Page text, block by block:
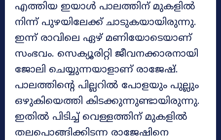
എത്തിയ ഇയാൾ പാലത്തിന് മുകളിൽ
നിന്ന് പുഴയിലേക്ക് ചാടുകയായിരുന്നു.
ഇന്ന് രാവിലെ ഏഴ് മണിയോടെയാണ്
സംഭവം. സെക്യൂരിറ്റി ജീവനക്കാരനായി
ജോലി ചെയ്യുന്നയാളാണ് രാജേഷ്.
പാലത്തിന്റെ പില്ലറിൽ പോളയും പുല്ലും
ഒഴുകിയെത്തി കിടക്കുന്നുണ്ടായിരുന്നു.
ഇതിൽ പിടിച്ച് വെള്ളത്തിന് മുകളിൽ
തലപൊങ്ങിക്കിടന്ന രാജേഷിനെ